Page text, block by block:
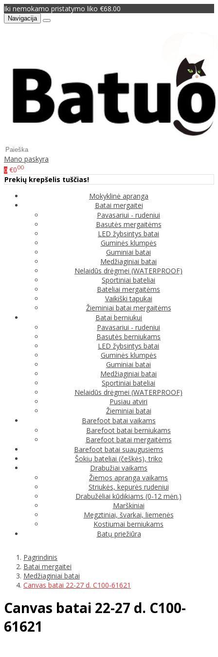
Iki nemokamo pristatymo liko €68.00
Navigacija
Mano paskyra
0 €000
Prekių krepšelis tuščias!
Mokyklinė apranga
Batai mergaitei
Pavasariui - rudeniui
Basutės mergaitėms
LED žybsintys batai
Guminės klumpės
Guminiai batai
Medžiaginiai batai
Nelaidūs drėgmei (WATERPROOF)
Sportiniai bateliai
Bateliai mergaitėms
Vaikiški tapukai
Žieminiai batai mergaitėms
Batai berniukui
Pavasariui - rudeniui
Basutės berniukams
LED žybsintys batai
Guminės klumpės
Guminiai batai
Medžiaginiai batai
Sportiniai bateliai
Nelaidūs drėgmei (WATERPROOF)
Pusiau atviri
Žieminiai batai
Barefoot batai vaikams
Barefoot batai berniukams
Barefoot batai mergaitėms
Barefoot batai suaugusiems
Šokių bateliai (češkės), triko
Drabužiai vaikams
Žiemos apranga vaikams
Striukės, kepurės rudeniui
Drabužėliai kūdikiams (0-12 mėn.)
Marškiniai
Megztiniai, švarkai, liemenės
Kostiumai berniukams
Batų priežiūra
Pagrindinis
Batai mergaitei
Medžiaginiai batai
Canvas batai 22-27 d. C100-61621
Canvas batai 22-27 d. C100-
61621